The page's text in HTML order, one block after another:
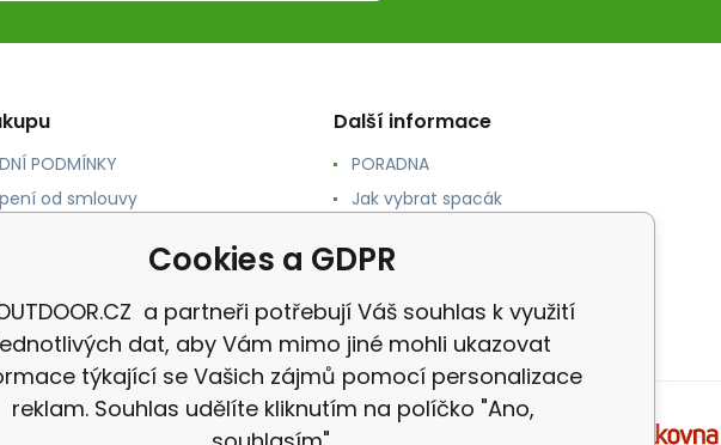
PODMÍNKY
od smlouvy
osobních údajů
Další informace
PORADNA
Jak vybrat spacák
Jak vybrat karimatku
Reklamace
Cookies a GDPR
a partneři potřebují Váš souhlas k využití
dat, aby Vám mimo jiné mohli ukazovat
týkající se Vašich zájmů pomocí personalizace
reklam. Souhlas udělíte kliknutím na políčko "Ano,